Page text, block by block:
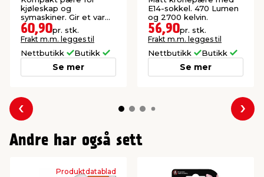
kjøleskap og
symaskiner. Gir et varmt
hvitt lys.
60,90pr. stk.
Frakt m.m. legges til
Nettbutikk Butikk
Se mer
E14-sokkel. 470 Lumen
og 2700 kelvin.
56,90pr. stk.
Frakt m.m. legges til
Nettbutikk Butikk
Se mer
Forrige
Andre har også sett
Produktdatablad